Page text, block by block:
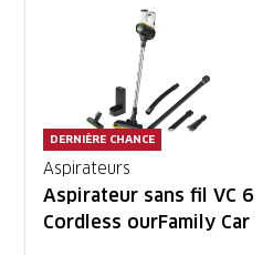
DERNIÈRE CHANCE
Aspirateurs
Aspirateur sans fil VC 6
Cordless ourFamily Car